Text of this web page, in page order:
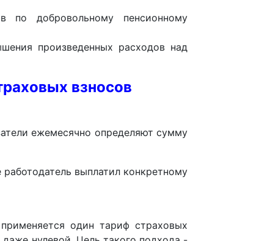
по добровольному пенсионному
произведенных расходов над
взносов
ежемесячно определяют сумму
выплатил конкретному
один тариф страховых